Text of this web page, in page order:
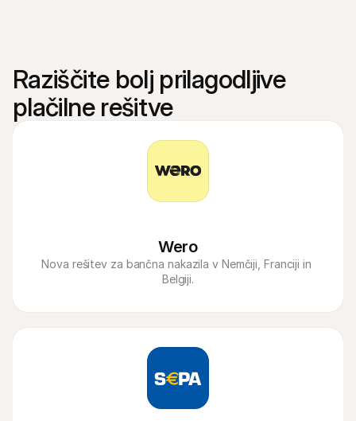
Raziščite bolj prilagodljive
plačilne rešitve
Wero
Nova rešitev za bančna nakazila v Nemčiji, Franciji in
Belgiji.